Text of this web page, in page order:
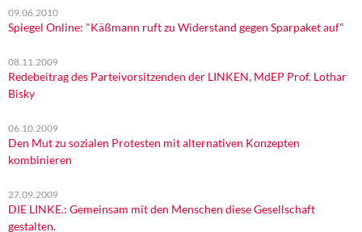
09.06.2010
Spiegel Online: "Käßmann ruft zu Widerstand gegen Sparpaket auf"
08.11.2009
Redebeitrag des Parteivorsitzenden der LINKEN, MdEP Prof. Lothar
Bisky
06.10.2009
Den Mut zu sozialen Protesten mit alternativen Konzepten
kombinieren
27.09.2009
DIE LINKE.: Gemeinsam mit den Menschen diese Gesellschaft
gestalten.